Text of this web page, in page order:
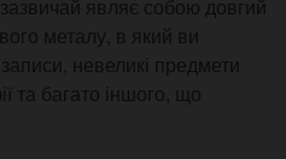
являє собою довгий
металу, в який ви
невеликі предмети
та багато іншого, що